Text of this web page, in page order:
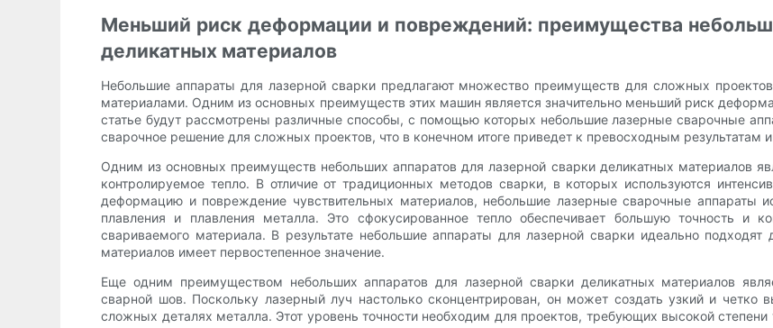
Меньший риск деформации и повреждений: преимущества
деликатных материалов
Небольшие аппараты для лазерной сварки предлагают множество преимуществ для сложных
материалами. Одним из основных преимуществ этих машин является значительно меньший риск
статье будут рассмотрены различные способы, с помощью которых небольшие лазерные сварочные
сварочное решение для сложных проектов, что в конечном итоге приведет к превосходным результатам
Одним из основных преимуществ небольших аппаратов для лазерной сварки деликатных материалов
контролируемое тепло. В отличие от традиционных методов сварки, в которых используются
деформацию и повреждение чувствительных материалов, небольшие лазерные сварочные аппараты
плавления и плавления металла. Это сфокусированное тепло обеспечивает большую точность и
свариваемого материала. В результате небольшие аппараты для лазерной сварки идеально
материалов имеет первостепенное значение.
Еще одним преимуществом небольших аппаратов для лазерной сварки деликатных материалов
сварной шов. Поскольку лазерный луч настолько сконцентрирован, он может создать узкий и
сложных деталях металла. Этот уровень точности необходим для проектов, требующих высокой степени